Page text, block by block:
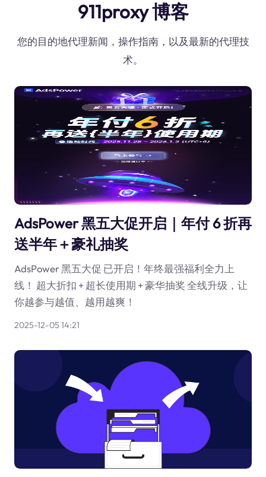
911proxy 博客
您的目的地代理新闻，操作指南，以及最新的代理技
术。
AdsPower 黑五大促开启｜年付 6 折再
送半年＋豪礼抽奖
AdsPower 黑五大促 已开启！年终最强福利全力上
线！ 超大折扣 + 超长使用期 + 豪华抽奖 全线升级，让
你越参与越值、越用越爽！
2025-12-05 14:21